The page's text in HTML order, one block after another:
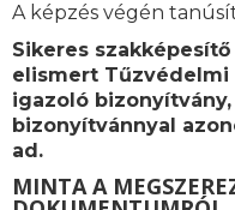
A képzés végén
Sikeres
elismert Tűzvédelmi
igazoló
bizonyítvánnyal
ad.
MINTA A